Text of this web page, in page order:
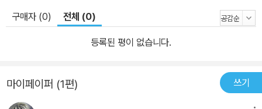
구매자 (0) 전체 (0)
등록된 평이 없습니다.
마이페이퍼 (1편) 쓰기